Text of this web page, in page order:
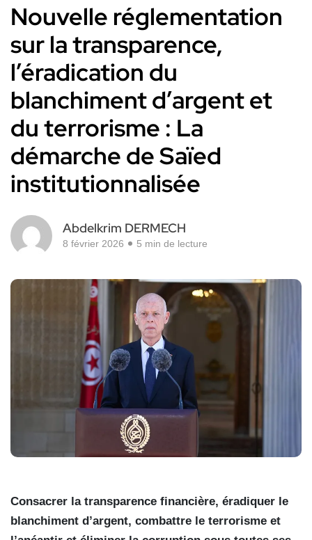
Nouvelle réglementation
sur la transparence,
l’éradication du
blanchiment d’argent et
du terrorisme : La
démarche de Saïed
institutionnalisée
Abdelkrim DERMECH
8 février 2026 5 min de lecture
Consacrer la transparence financière, éradiquer le
blanchiment d’argent, combattre le terrorisme et